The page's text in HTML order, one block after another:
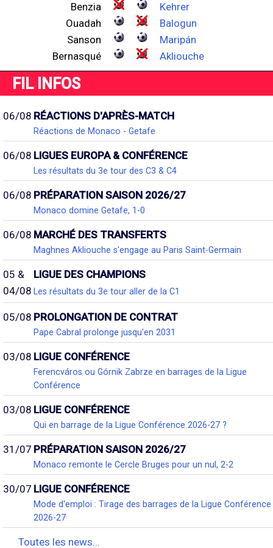
Benzia
Kehrer
Ouadah
Balogun
Sanson
Maripán
Bernasqué
Akliouche
FIL INFOS
06/08 RÉACTIONS D'APRÈS-MATCH
Réactions de Monaco - Getafe
06/08 LIGUES EUROPA & CONFÉRENCE
Les résultats du 3e tour des C3 & C4
06/08 PRÉPARATION SAISON 2026/27
Monaco domine Getafe, 1-0
06/08 MARCHÉ DES TRANSFERTS
Maghnes Akliouche s'engage au Paris Saint-Germain
05 &
04/08
LIGUE DES CHAMPIONS
Les résultats du 3e tour aller de la C1
05/08 PROLONGATION DE CONTRAT
Pape Cabral prolonge jusqu'en 2031
03/08 LIGUE CONFÉRENCE
Ferencváros ou Górnik Zabrze en barrages de la Ligue
Conférence
03/08 LIGUE CONFÉRENCE
Qui en barrage de la Ligue Conférence 2026-27 ?
31/07 PRÉPARATION SAISON 2026/27
Monaco remonte le Cercle Bruges pour un nul, 2-2
30/07 LIGUE CONFÉRENCE
Mode d'emploi : Tirage des barrages de la Ligue Conférence
2026-27
Toutes les news...